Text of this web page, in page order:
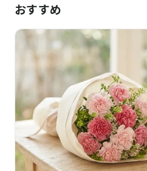
おすすめ